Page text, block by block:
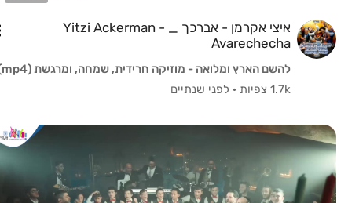
איצי אקרמן - אברכך _ Yitzi Ackerman -
Avarechecha
להשם הארץ ומלואה - מוזיקה חרידית, שמחה, ומרגשת (mp4)
1.7k צפיות
· לפני שנתיים